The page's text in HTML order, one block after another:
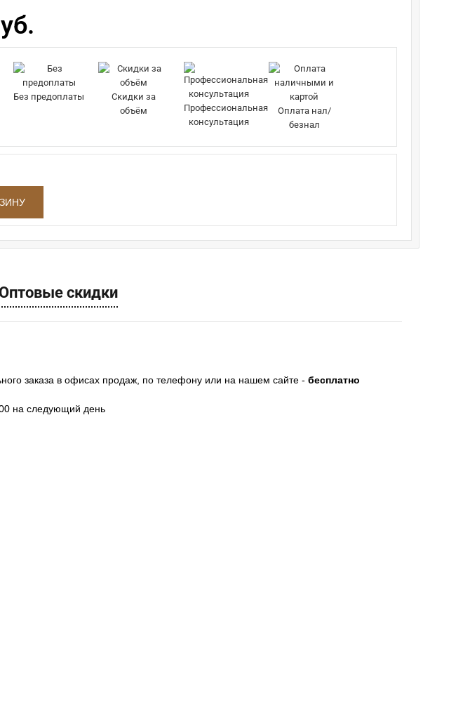
Без предоплаты
Скидки за
объём
Профессиональная
консультация
Оплата нал/
безнал
Оптовые скидки
заказа в офисах продаж, по телефону или на нашем сайте - бесплатно
на следующий день